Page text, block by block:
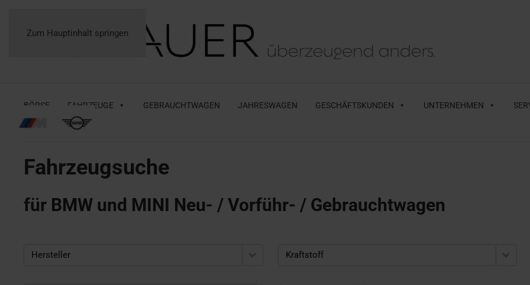
Zum Hauptinhalt springen
BÖRSE FAHRZEUGE GEBRAUCHTWAGEN JAHRESWAGEN GESCHÄFTSKUNDEN UNTERNEHMEN
Fahrzeugsuche
für BMW und MINI Neu- / Vorführ- / Gebrauchtwagen
Hersteller Kraftstoff